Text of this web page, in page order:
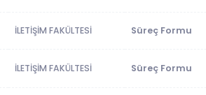
İLETİŞİM FAKÜLTESİ Süreç Formu
İLETİŞİM FAKÜLTESİ Süreç Formu